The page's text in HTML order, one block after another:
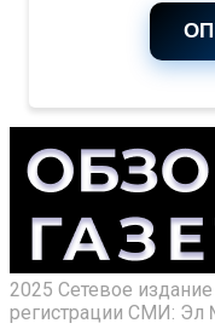
2025 Сетевое издание
регистрации СМИ: